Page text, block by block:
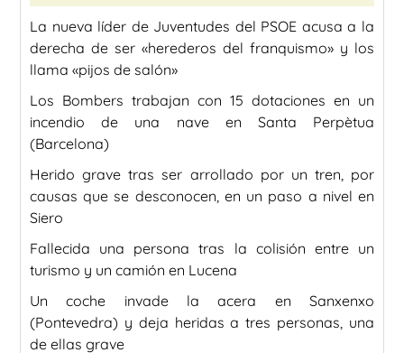
La nueva líder de Juventudes del PSOE acusa a la
derecha de ser «herederos del franquismo» y los
llama «pijos de salón»
Los Bombers trabajan con 15 dotaciones en un
incendio de una nave en Santa Perpètua
(Barcelona)
Herido grave tras ser arrollado por un tren, por
causas que se desconocen, en un paso a nivel en
Siero
Fallecida una persona tras la colisión entre un
turismo y un camión en Lucena
Un coche invade la acera en Sanxenxo
(Pontevedra) y deja heridas a tres personas, una
de ellas grave